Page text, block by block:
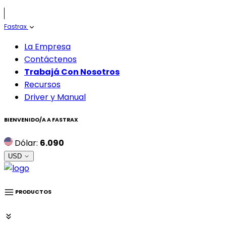
Fastrax
La Empresa
Contáctenos
Trabajá Con Nosotros
Recursos
Driver y Manual
BIENVENIDO/A A FASTRAX
Dólar: 6.090
USD
PRODUCTOS